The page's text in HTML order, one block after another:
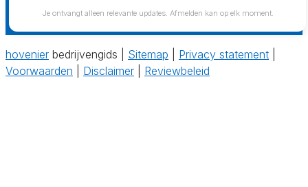
Je ontvangt alleen relevante updates. Afmelden kan op elk moment.
hovenier bedrijvengids | Sitemap Privacy statement
Voorwaarden
Disclaimer Reviewbeleid